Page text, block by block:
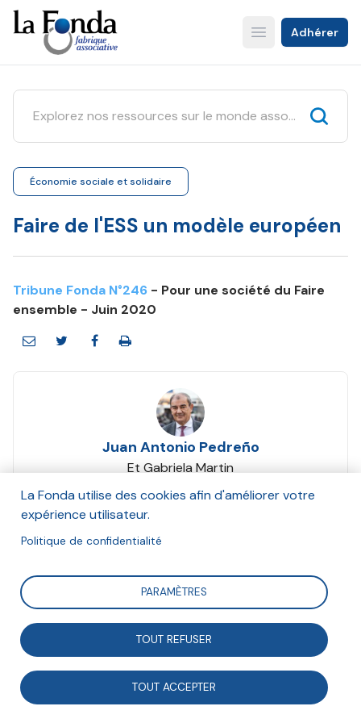
Aller
au
contenu
principal
Open main menu
Adhérer
Économie sociale et solidaire
Faire de l'ESS un modèle européen
Tribune Fonda N°246 - Pour une société du Faire
ensemble - Juin 2020
Juan Antonio Pedreño
Et Gabriela Martin
Juin 2020
En avril dernier, Social Economy Europe, l'organisation
européenne représentative de l’économie sociale, a
interpelé la Commission européenne via une lettre
ouverte demandant à l’Europe de soutenir les acteurs
de l’économie sociale à surmonter la crise sanitaire
La Fonda utilise des cookies afin d'améliorer votre
expérience utilisateur.
Politique de confidentialité
PARAMÈTRES
TOUT REFUSER
TOUT ACCEPTER